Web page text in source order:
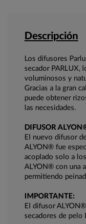
Descripción
Los difusores
secador PARLUX,
voluminosos y
Gracias a la gran
puede obtener
las necesidades.
DIFUSOR
El nuevo difusor
ALYON® fue
acoplado solo a
ALYON® con una
permitiendo
IMPORTANTE:
El difusor
secadores de pelo